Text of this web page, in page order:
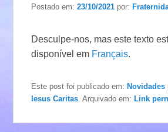
Postado em:23/10/2021 por:
Desculpe-nos, mas este texto
disponível em Français.
Este post foi publicado em:Novidades
Iesus Caritas . Arquivado em:Link